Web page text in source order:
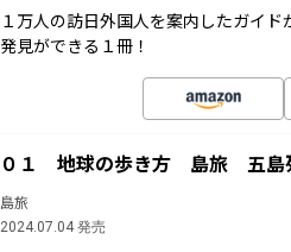
１万人の訪日外国人を案内したガイ
発見ができる１冊！
０１ 地球の歩き方 島旅 五
島旅
2024.07.04 発売